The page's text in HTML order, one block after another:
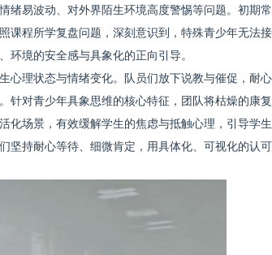
绪易波动、对外界陌生环境高度警惕等问题。初期
课程所学复盘问题，深刻意识到，特殊青少年无法
境的安全感与具象化的正向引导。
心理状态与情绪变化。队员们放下说教与催促，耐
针对青少年具象思维的核心特征，团队将枯燥的康
化场景，有效缓解学生的焦虑与抵触心理，引导学
坚持耐心等待、细微肯定，用具体化、可视化的认